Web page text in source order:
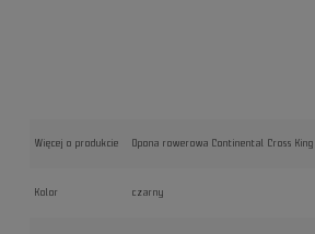
Więcej o produkcie Opona rowerowa Continental Cross
Kolor czarny